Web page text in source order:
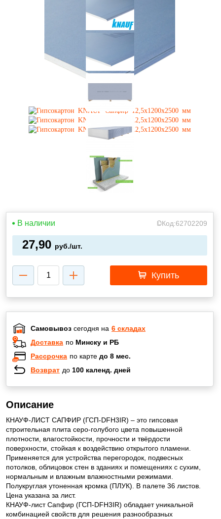
В наличии Код:62702209
27,90 руб./шт.
Купить
Самовывоз сегодня на 6 складах
Доставка по Минску и РБ
Рассрочка по карте до 8 мес.
Возврат до 100 календ. дней
Описание
КНАУФ-ЛИСТ САПФИР (ГСП-DFH3IR) – это гипсовая
строительная плита серо-голубого цвета повышенной
плотности, влагостойкости, прочности и твёрдости
поверхности, стойкая к воздействию открытого пламени.
Применяется для устройства перегородок, подвесных
потолков, облицовок стен в зданиях и помещениях с сухим,
нормальным и влажным влажностными режимами.
Полукруглая утоненная кромка (ПЛУК). В палете 36 листов.
Цена указана за лист.
КНАУФ-лист Сапфир (ГСП-DFH3IR) обладает уникальной
комбинацией свойств для решения разнообразных